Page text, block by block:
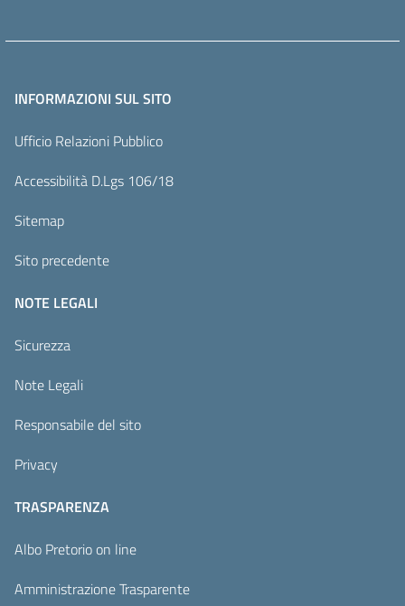
INFORMAZIONI SUL SITO
Ufficio Relazioni Pubblico
Accessibilità D.Lgs 106/18
Sitemap
Sito precedente
NOTE LEGALI
Sicurezza
Note Legali
Responsabile del sito
Privacy
TRASPARENZA
Albo Pretorio on line
Amministrazione Trasparente